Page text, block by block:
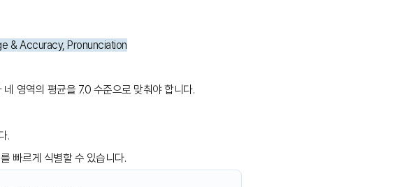
& Accuracy, Pronunciation
영역의 평균을 7.0 수준으로 맞춰야 합니다.
.
빠르게 식별할 수 있습니다.